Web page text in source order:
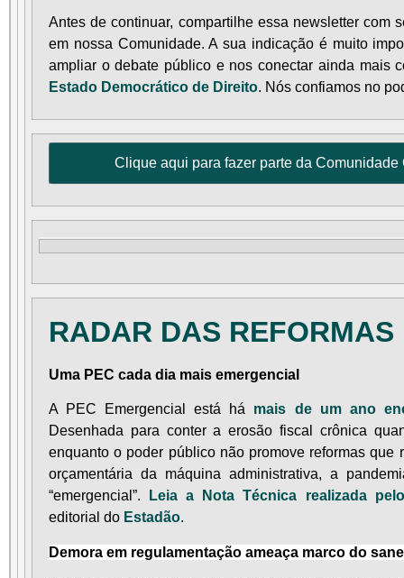
Antes de continuar, compartilhe essa newsletter com
em nossa Comunidade. A sua indicação é muito
ampliar o debate público e nos conectar ainda mais
Estado Democrático de Direito. Nós confiamos no
Clique aqui para fazer parte da Comunidade
RADAR DAS REFORMAS
Uma PEC cada dia mais emergencial
A PEC Emergencial está há mais de um ano
Desenhada para conter a erosão fiscal crônica
enquanto o poder público não promove reformas que
orçamentária da máquina administrativa, a
“emergencial”.
Leia a Nota Técnica realizada
editorial do Estadão.
Demora em regulamentação ameaça marco do